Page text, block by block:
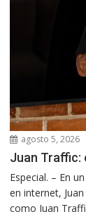
agosto 5, 2026
Juan Traffic:
Especial. – En
en internet,
como Juan